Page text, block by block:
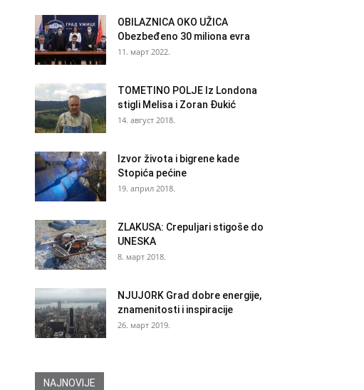
OBILAZNICA OKO UŽICA
Obezbeđeno 30 miliona evra
11. март 2022.
TOMETINO POLJE Iz Londona
stigli Melisa i Zoran Đukić
14. август 2018.
Izvor života i bigrene kade
Stopića pećine
19. април 2018.
ZLAKUSA: Crepuljari stigoše do
UNESKA
8. март 2018.
NJUJORK Grad dobre energije,
znamenitosti i inspiracije
26. март 2019.
NAJNOVIJE